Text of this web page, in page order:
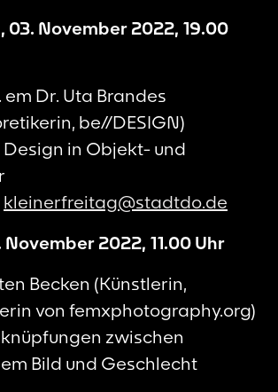
03. November 2022, 19.00
em Dr. Uta Brandes
be//DESIGN)
in Objekt- und
kleinerfreitag@stadtdo.de
November 2022, 11.00 Uhr
Becken (Künstlerin,
von femxphotography.org)
zwischen
Bild und Geschlecht